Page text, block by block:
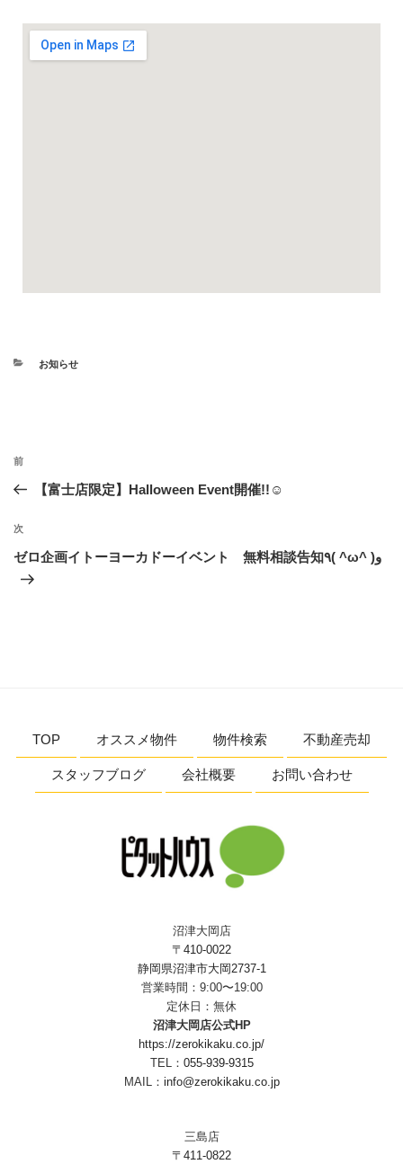
お知らせ
前
【富士店限定】Halloween Event開催!!☺
次
ゼロ企画イトーヨーカドーイベント 無料相談告知٩( ^ω^ )و
TOP オススメ物件 物件検索 不動産売却
スタッフブログ 会社概要 お問い合わせ
沼津大岡店
〒410-0022
静岡県沼津市大岡2737-1
営業時間：9:00〜19:00
定休日：無休
沼津大岡店公式HP
https://zerokikaku.co.jp/
TEL： 055-939-9315
MAIL： info@zerokikaku.co.jp
三島店
〒411-0822